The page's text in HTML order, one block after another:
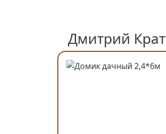
Дмитрий